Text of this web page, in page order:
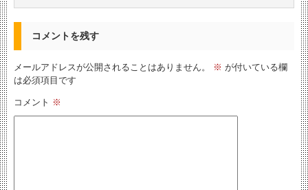
コメントを残す
メールアドレスが公開されることはありません。 ※ が付いている欄
は必須項目です
コメント ※